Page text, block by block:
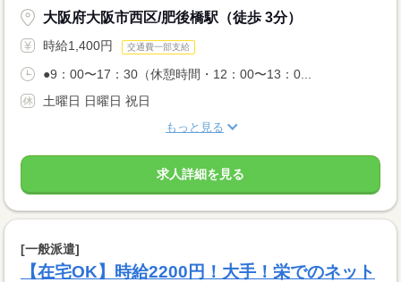
大阪府大阪市西区/肥後橋駅（徒歩 3分）
時給1,400円 交通費一部支給
●9：00〜17：30（休憩時間・12：00〜13：0...
土曜日 日曜日 祝日
もっと見る
求人詳細を見る
[一般派遣]
【在宅OK】時給2200円！大手！栄でのネット